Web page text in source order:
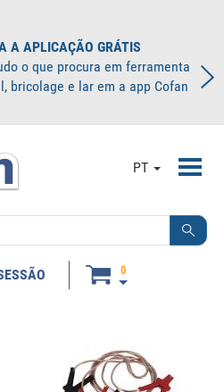
A APLICAÇÃO GRÁTIS
o que procura em ferramenta
bricolage e lar em a app Cofan
PT
0